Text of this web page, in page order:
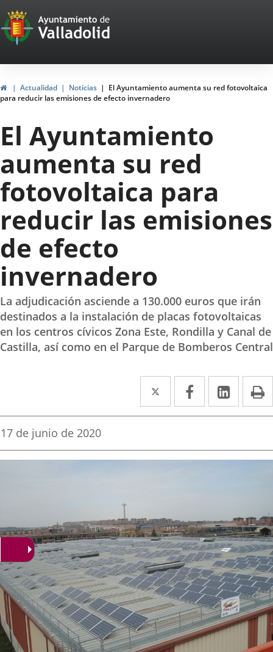
Portal
Web
del
Ayuntamiento
de
Valladolid
InicioActualidad Noticias
El Ayuntamiento aumenta su red fotovoltaica
para reducir las emisiones de efecto invernadero
El Ayuntamiento
aumenta su red
fotovoltaica para
reducir las emisiones
de efecto
invernadero
La adjudicación asciende a 130.000 euros que irán
destinados a la instalación de placas fotovoltaicas
en los centros cívicos Zona Este, Rondilla y Canal de
Castilla, así como en el Parque de Bomberos Central
Twitter
Enlace
a
aplicación
Facebook
Enlace
a
aplicación
Enlace
a
Fecha
la
17 de junio de 2020